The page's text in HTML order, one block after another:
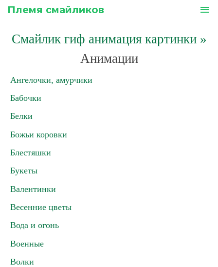
Племя смайликов menu
Смайлик гиф анимация картинки»
Анимации
Ангелочки, амурчики
Бабочки
Белки
Божьи коровки
Блестяшки
Букеты
Валентинки
Весенние цветы
Вода и огонь
Военные
Волки